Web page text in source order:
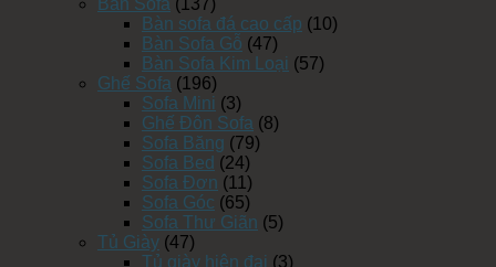
Bàn Sofa (137)
Bàn sofa đá cao cấp (10)
Bàn Sofa Gỗ (47)
Bàn Sofa Kim Loại (57)
Ghế Sofa (196)
Sofa Mini (3)
Ghế Đôn Sofa (8)
Sofa Băng (79)
Sofa Bed (24)
Sofa Đơn (11)
Sofa Góc (65)
Sofa Thư Giãn (5)
Tủ Giày (47)
Tủ giày hiện đại (3)